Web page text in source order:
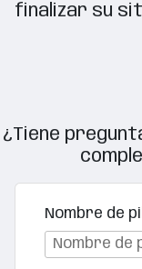
finalizar su
¿Tiene
Nombre de